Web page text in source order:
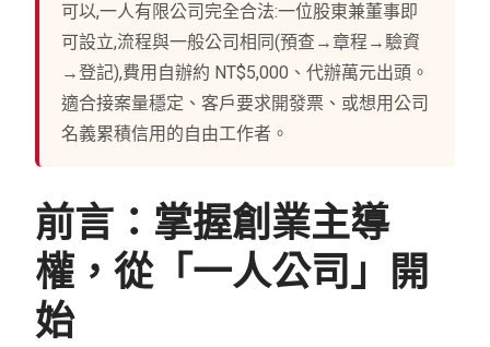
可以,一人有限公司完全合法:一位股東兼董事即
可設立,流程與一般公司相同(預查→章程→驗資
→登記),費用自辦約 NT$5,000、代辦萬元出頭。
適合接案量穩定、客戶要求開發票、或想用公司
名義累積信用的自由工作者。
前言：掌握創業主導
權，從「一人公司」開
始